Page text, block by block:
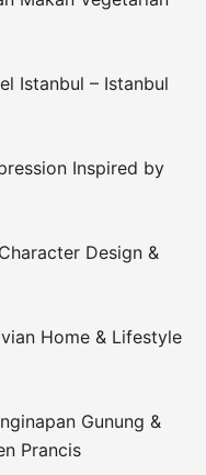
Istanbul – Istanbul
Inspired by
Design &
Home & Lifestyle
Gunung &
Prancis